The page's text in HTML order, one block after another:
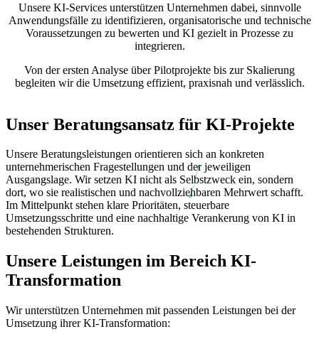
Unsere KI-Services unterstützen Unternehmen dabei, sinnvolle
Anwendungsfälle zu identifizieren, organisatorische und technische
Voraussetzungen zu bewerten und KI gezielt in Prozesse zu
integrieren.
Von der ersten Analyse über Pilotprojekte bis zur Skalierung
begleiten wir die Umsetzung effizient, praxisnah und verlässlich.
Unser Beratungsansatz für KI-Projekte
Unsere Beratungsleistungen orientieren sich an konkreten
unternehmerischen Fragestellungen und der jeweiligen
Ausgangslage. Wir setzen KI nicht als Selbstzweck ein, sondern
dort, wo sie realistischen und nachvollziehbaren Mehrwert schafft.
Im Mittelpunkt stehen klare Prioritäten, steuerbare
Umsetzungsschritte und eine nachhaltige Verankerung von KI in
bestehenden Strukturen.
Unsere Leistungen im Bereich KI-
Transformation
Wir unterstützen Unternehmen mit passenden Leistungen bei der
Umsetzung ihrer KI-Transformation: